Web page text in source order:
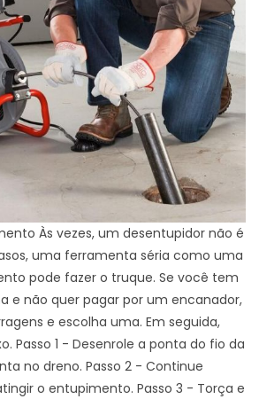
Às vezes, um desentupidor não é
uma ferramenta séria como uma
pode fazer o truque. Se você tem
e não quer pagar por um encanador,
e escolha uma. Em seguida,
Passo 1 - Desenrole a ponta do fio da
no dreno. Passo 2 - Continue
o entupimento. Passo 3 - Torça e